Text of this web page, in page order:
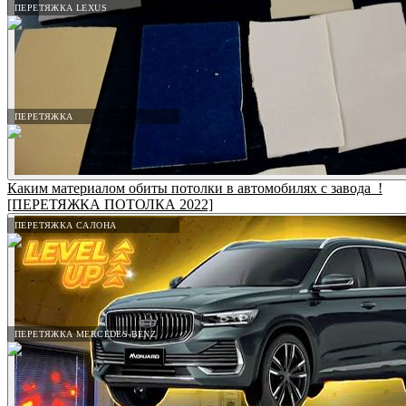
ПЕРЕТЯЖКА LEXUS
ПЕРЕТЯЖКА
ПЕРЕТЯЖКА САЛОНА
ПЕРЕТЯЖКА MERCEDES-BENZ
Каким материалом обиты потолки в автомобилях с завода_!
[ПЕРЕТЯЖКА ПОТОЛКА 2022]